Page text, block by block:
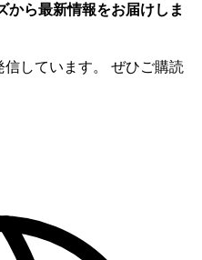
から最新情報をお届けしま
しています。 ぜひご購読